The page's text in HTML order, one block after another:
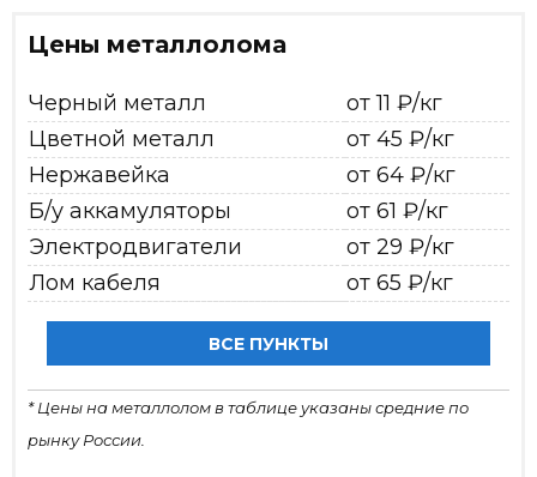
Цены металлолома
Черный металл
от 11 ₽/кг
Цветной металл
от 45 ₽/кг
Нержавейка
от 64 ₽/кг
Б/у аккамуляторы
от 61 ₽/кг
Электродвигатели
от 29 ₽/кг
Лом кабеля
от 65 ₽/кг
ВСЕ ПУНКТЫ
* Цены на металлолом в таблице указаны средние по
рынку России.